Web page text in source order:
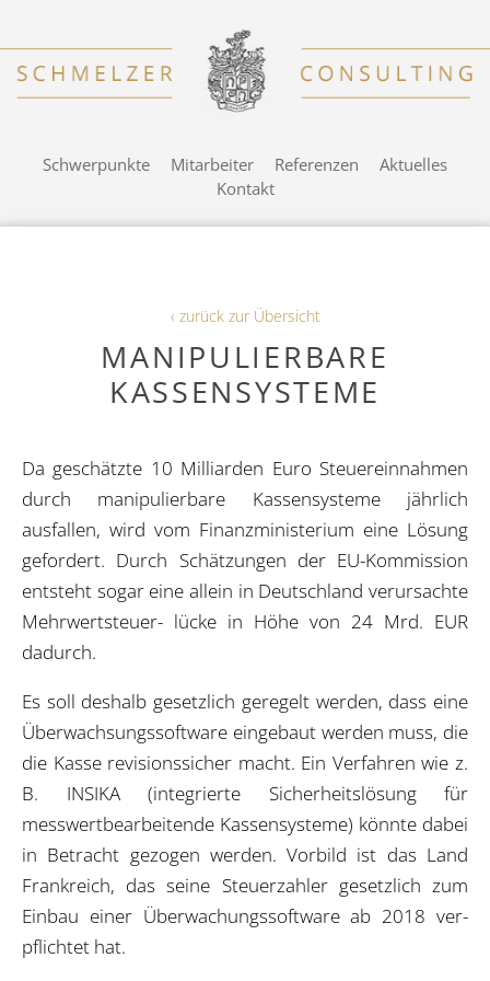
Schwerpunkte Mitarbeiter Referenzen
Aktuelles
Kontakt
‹ zurück zur Übersicht
MANIPULIERBARE
KASSENSYSTEME
Da geschätzte 10 Milliarden Euro Steuereinnahmen
durch manipulierbare Kassensysteme jährlich
ausfallen, wird vom Finanzministerium eine Lösung
gefordert. Durch Schätzungen der EU-Kommission
entsteht sogar eine allein in Deutschland verursachte
Mehrwertsteuer- lücke in Höhe von 24 Mrd. EUR
dadurch.
Es soll deshalb gesetzlich geregelt werden, dass eine
Überwachsungssoftware eingebaut werden muss, die
die Kasse revisionssicher macht. Ein Verfahren wie z.
B. INSIKA (integrierte Sicherheitslösung für
messwertbearbeitende Kassensysteme) könnte dabei
in Betracht gezogen werden. Vorbild ist das Land
Frankreich, das seine Steuerzahler gesetzlich zum
Einbau einer Überwachungssoftware ab 2018 ver-
pflichtet hat.